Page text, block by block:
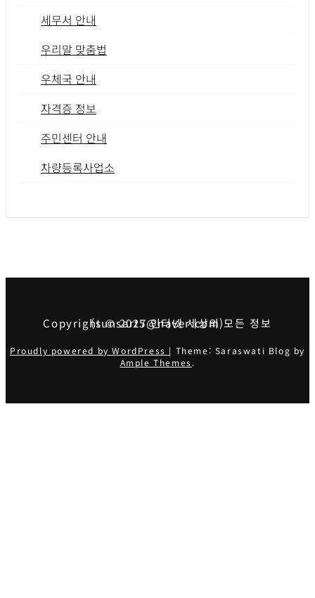
세무서 안내
우리말 맞춤법
우체국 안내
자격증 정보
주민센터 안내
차량등록사업소
Copyright © 2025 인터넷 세상의 모든 정보 (sunsart7@naver.com)
Proudly powered by WordPress | Theme: Saraswati Blog by
Ample Themes.